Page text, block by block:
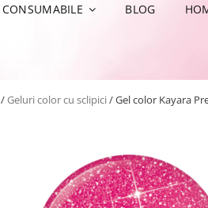
CONSUMABILE BLOG
/Geluri color cu sclipici/ Gel color Kayara